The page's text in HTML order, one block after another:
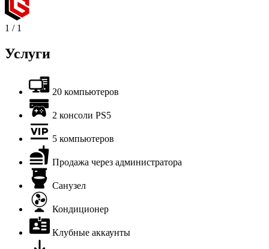
1 / 1
Услуги
20 компьютеров
2 консоли PS5
5 компьютеров
Продажа через администратора
Санузел
Кондиционер
Клубные аккаунты